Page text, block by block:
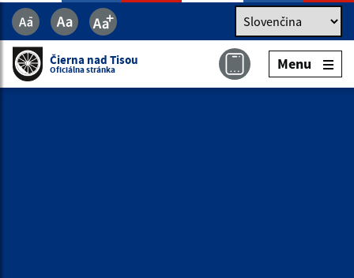
Slovenčina
Čierna nad Tisou
Oficiálna stránka Menu
Čierna nad Tisou
Oficiálna stránka Menu